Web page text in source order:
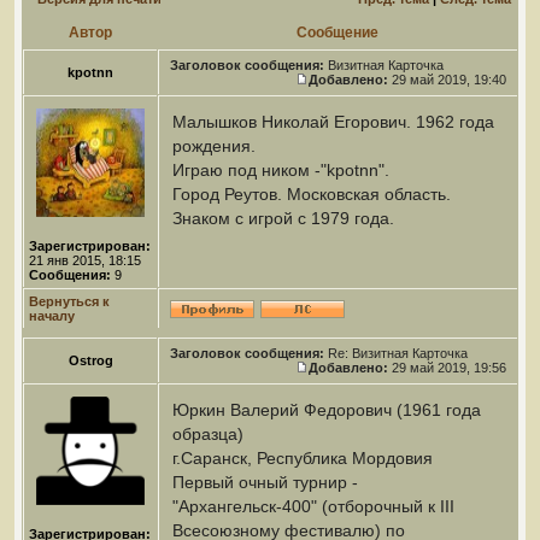
Автор Сообщение
kpotnn Заголовок сообщения: Визитная Карточка
Добавлено: 29 май 2019, 19:40
Зарегистрирован:
21 янв 2015, 18:15
Сообщения: 9
Малышков Николай Егорович. 1962 года
рождения.
Играю под ником -"kpotnn".
Город Реутов. Московская область.
Знаком с игрой с 1979 года.
Вернуться к
началу
Ostrog Заголовок сообщения: Re: Визитная Карточка
Добавлено: 29 май 2019, 19:56
Зарегистрирован:
Юркин Валерий Федорович (1961 года
образца)
г.Саранск, Республика Мордовия
Первый очный турнир -
"Архангельск-400" (отборочный к III
Всесоюзному фестивалю) по